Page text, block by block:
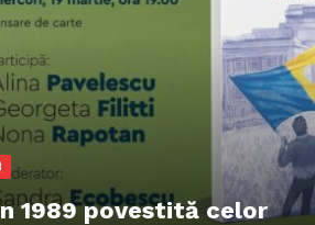
1989 povestită celor